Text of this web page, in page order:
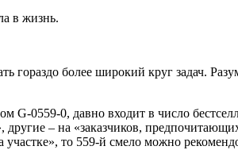
в жизнь.
гораздо более широкий круг задач.
G-0559-0, давно входит в число
– на «заказчиков,
то 559-й смело можно